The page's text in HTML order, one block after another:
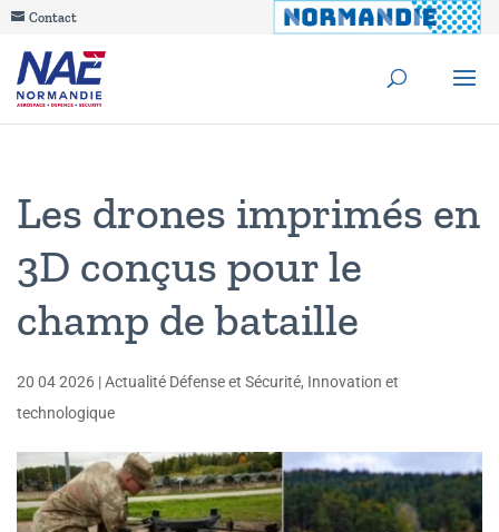
Contact
Les drones imprimés en
3D conçus pour le
champ de bataille
20 04 2026 |Actualité Défense et Sécurité, Innovation et
technologique